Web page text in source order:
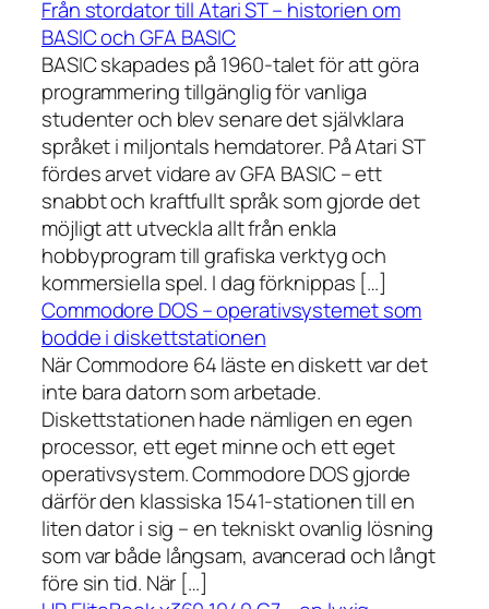
Från stordator till Atari ST – historien om
BASIC och GFA BASIC
BASIC skapades på 1960-talet för att göra
programmering tillgänglig för vanliga
studenter och blev senare det självklara
språket i miljontals hemdatorer. På Atari ST
fördes arvet vidare av GFA BASIC – ett
snabbt och kraftfullt språk som gjorde det
möjligt att utveckla allt från enkla
hobbyprogram till grafiska verktyg och
kommersiella spel. I dag förknippas […]
Commodore DOS – operativsystemet som
bodde i diskettstationen
När Commodore 64 läste en diskett var det
inte bara datorn som arbetade.
Diskettstationen hade nämligen en egen
processor, ett eget minne och ett eget
operativsystem. Commodore DOS gjorde
därför den klassiska 1541-stationen till en
liten dator i sig – en tekniskt ovanlig lösning
som var både långsam, avancerad och långt
före sin tid. När […]